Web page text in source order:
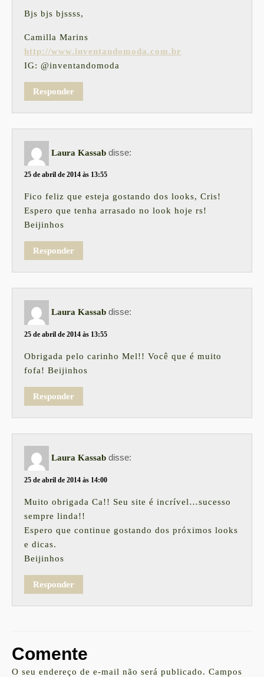
Bjs bjs bjssss,
Camilla Marins
http://www.inventandomoda.com.br
IG: @inventandomoda
Responder
Laura Kassab disse:
25 de abril de 2014 às 13:55
Fico feliz que esteja gostando dos looks, Cris!
Espero que tenha arrasado no look hoje rs!
Beijinhos
Responder
Laura Kassab disse:
25 de abril de 2014 às 13:55
Obrigada pelo carinho Mel!! Você que é muito
fofa! Beijinhos
Responder
Laura Kassab disse:
25 de abril de 2014 às 14:00
Muito obrigada Ca!! Seu site é incrível…sucesso
sempre linda!!
Espero que continue gostando dos próximos looks
e dicas.
Beijinhos
Responder
Comente
O seu endereço de e-mail não será publicado. Campos